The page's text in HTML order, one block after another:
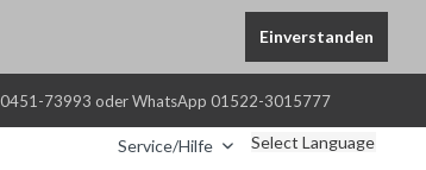
Einverstanden
0451-73993 oder WhatsApp 01522-3015777
Service/Hilfe Select Language